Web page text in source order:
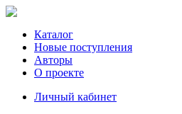
Каталог
Новые поступления
Авторы
О проекте
Личный кабинет